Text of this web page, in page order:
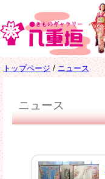
現
在
トップページ / ニュース
ニュース